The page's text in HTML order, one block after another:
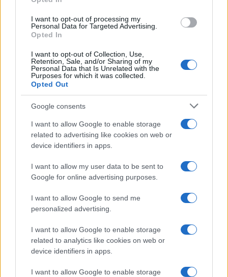
I want to opt-out of processing my
Personal Data for Targeted Advertising.
Opted In
I want to opt-out of Collection, Use,
Retention, Sale, and/or Sharing of my
Personal Data that Is Unrelated with the
Purposes for which it was collected.
Opted Out
Google consents
I want to allow Google to enable storage
related to advertising like cookies on web or
device identifiers in apps.
I want to allow my user data to be sent to
Google for online advertising purposes.
I want to allow Google to send me
personalized advertising.
I want to allow Google to enable storage
related to analytics like cookies on web or
device identifiers in apps.
I want to allow Google to enable storage
Andrea Conforti, 46enne torinese dal look
casual e naturale, è un analista tattico che
quando annotò la rimonta al box stampa dello
Stadio Olimpico Grande Torino: da
quell'appunto nacque la sua linea editoriale,
che propugna spiegazioni visive per il tifoso
allenatore under15 al Chieri e ciclista urbano.